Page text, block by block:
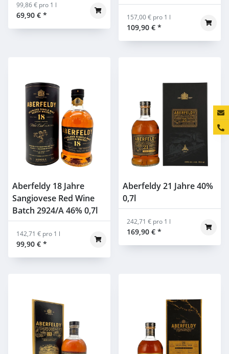
69,90 € *
99,86 € pro 1 l
2923/B 43% 0,7l
109,90 € *
157,00 € pro 1 l
Aberfeldy 18 Jahre
Sangiovese Red Wine
Batch 2924/A 46% 0,7l
99,90 € *
142,71 € pro 1 l
Aberfeldy 21 Jahre 40%
0,7l
169,90 € *
242,71 € pro 1 l